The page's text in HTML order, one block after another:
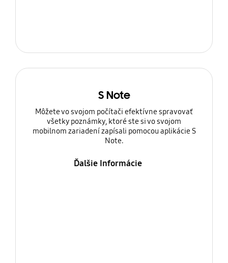
S Note
Môžete vo svojom počítači efektívne spravovať
všetky poznámky, ktoré ste si vo svojom
mobilnom zariadení zapísali pomocou aplikácie S
Note.
Ďalšie Informácie